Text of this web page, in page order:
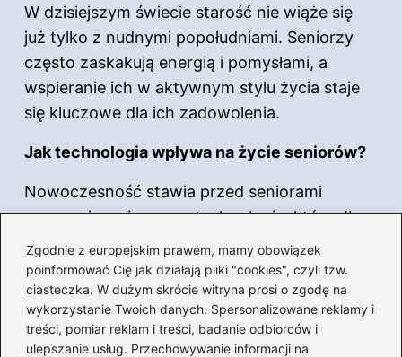
Zgodnie z europejskim prawem, mamy obowiązek
poinformować Cię jak działają pliki "cookies", czyli tzw.
ciasteczka. W dużym skrócie witryna prosi o zgodę na
wykorzystanie Twoich danych. Spersonalizowane reklamy i
treści, pomiar reklam i treści, badanie odbiorców i
ulepszanie usług. Przechowywanie informacji na
W dzisiejszym świecie starość nie wiąże się
już tylko z nudnymi popołudniami. Seniorzy
często zaskakują energią i pomysłami, a
wspieranie ich w aktywnym stylu życia staje
się kluczowe dla ich zadowolenia.
Jak technologia wpływa na życie seniorów?
Nowoczesność stawia przed seniorami
wyzwania związane z technologią, która dla
wielu z nich jest nieznanym terenem. Wspólne
lekcje z wnukami oraz wsparcie
technologiczne pomagają im odnaleźć się w
cyfrowym świecie, co może przyczynić się do
ich aktywności społecznej.